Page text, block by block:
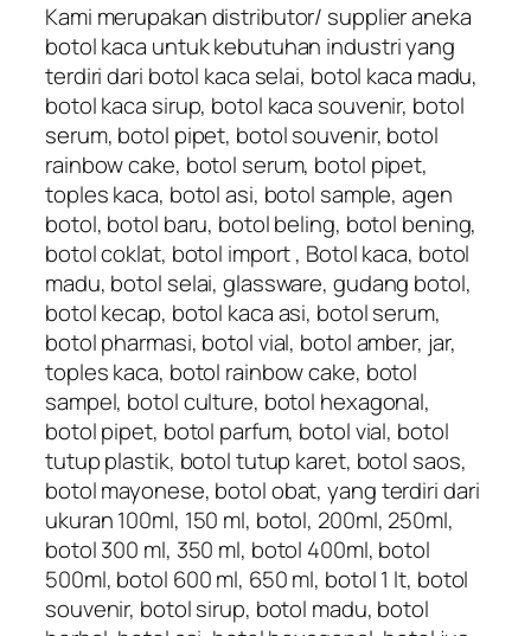
Kami merupakan distributor/ supplier aneka
botol kaca untuk kebutuhan industri yang
terdiri dari botol kaca selai, botol kaca madu,
botol kaca sirup, botol kaca souvenir, botol
serum, botol pipet, botol souvenir, botol
rainbow cake, botol serum, botol pipet,
toples kaca, botol asi, botol sample, agen
botol, botol baru, botol beling, botol bening,
botol coklat, botol import , Botol kaca, botol
madu, botol selai, glassware, gudang botol,
botol kecap, botol kaca asi, botol serum,
botol pharmasi, botol vial, botol amber, jar,
toples kaca, botol rainbow cake, botol
sampel, botol culture, botol hexagonal,
botol pipet, botol parfum, botol vial, botol
tutup plastik, botol tutup karet, botol saos,
botol mayonese, botol obat, yang terdiri dari
ukuran 100ml, 150 ml, botol, 200ml, 250ml,
botol 300 ml, 350 ml, botol 400ml, botol
500ml, botol 600 ml, 650 ml, botol 1 lt, botol
souvenir, botol sirup, botol madu, botol